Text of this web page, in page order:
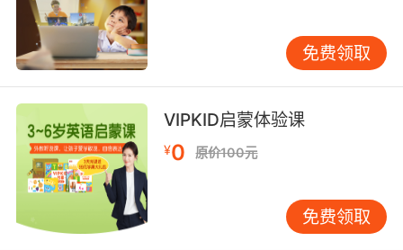
机构即可。
哪个少儿英语机构好现在大家都知道了，接下来
我们再来看看怎么学习效果更好？
第一肯定是要为孩子挑选到一家专业、靠谱并且
合适的培训机构，孩子的学习才能更加有保障。
第二就是做好课前的预习工作，其实任何一门学
科的学习都是需要提前预习的，要对所学知识有
免费领取
VIPKID启蒙体验课
¥0 原价100元
免费领取